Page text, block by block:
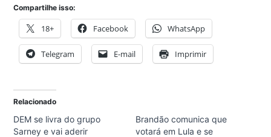
Compartilhe isso:
18+ Facebook WhatsApp
Telegram E-mail Imprimir
Relacionado
DEM se livra do grupo
Sarney e vai aderir
Brandão comunica que
votará em Lula e se